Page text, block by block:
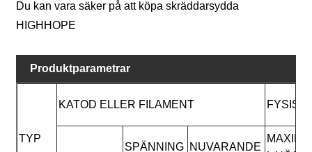
Du kan vara säker på att köpa skräddarsydda
HIGHHOPE
Produktparametrar
TYP
KATOD ELLER FILAMENT FYSISK
SPÄNNING NUVARANDE
MAXIMA